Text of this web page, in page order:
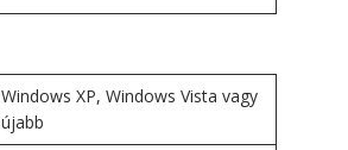
Windows XP, Windows Vista vagy
újabb